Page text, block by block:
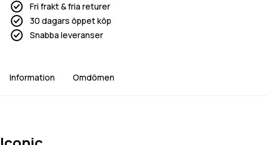
Fri frakt & fria returer
30 dagars öppet köp
Snabba leveranser
Information Omdömen